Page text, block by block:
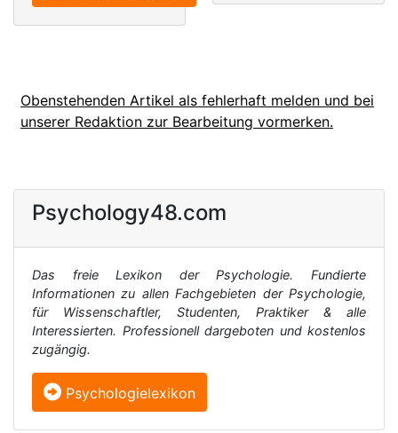
Obenstehenden Artikel als fehlerhaft melden und bei
unserer Redaktion zur Bearbeitung vormerken.
Psychology48.com
Das freie Lexikon der Psychologie. Fundierte
Informationen zu allen Fachgebieten der Psychologie,
für Wissenschaftler, Studenten, Praktiker & alle
Interessierten. Professionell dargeboten und kostenlos
zugängig.
Psychologielexikon